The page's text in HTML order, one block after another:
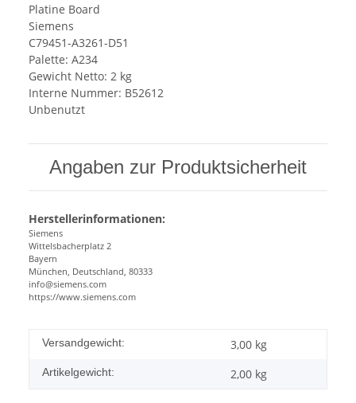
Platine Board
Siemens
C79451-A3261-D51
Palette: A234
Gewicht Netto: 2 kg
Interne Nummer: B52612
Unbenutzt
Angaben zur Produktsicherheit
Herstellerinformationen:
Siemens
Wittelsbacherplatz 2
Bayern
München, Deutschland, 80333
info@siemens.com
https://www.siemens.com
Versandgewicht: 3,00 kg
Artikelgewicht: 2,00 kg